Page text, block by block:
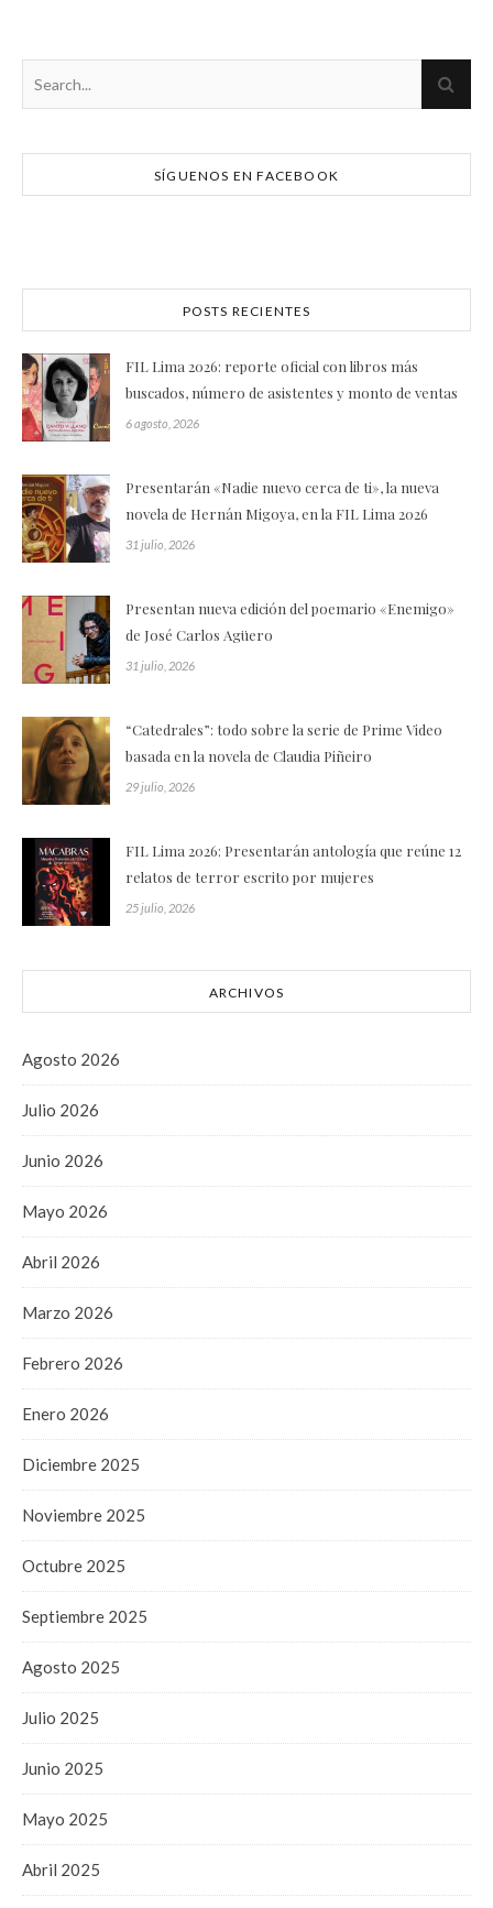
SÍGUENOS EN FACEBOOK
POSTS RECIENTES
FIL Lima 2026: reporte oficial con libros más
buscados, número de asistentes y monto de ventas
6 agosto, 2026
Presentarán «Nadie nuevo cerca de ti», la nueva
novela de Hernán Migoya, en la FIL Lima 2026
31 julio, 2026
Presentan nueva edición del poemario «Enemigo»
de José Carlos Agüero
31 julio, 2026
“Catedrales”: todo sobre la serie de Prime Video
basada en la novela de Claudia Piñeiro
29 julio, 2026
FIL Lima 2026: Presentarán antología que reúne 12
relatos de terror escrito por mujeres
25 julio, 2026
ARCHIVOS
Agosto 2026
Julio 2026
Junio 2026
Mayo 2026
Abril 2026
Marzo 2026
Febrero 2026
Enero 2026
Diciembre 2025
Noviembre 2025
Octubre 2025
Septiembre 2025
Agosto 2025
Julio 2025
Junio 2025
Mayo 2025
Abril 2025